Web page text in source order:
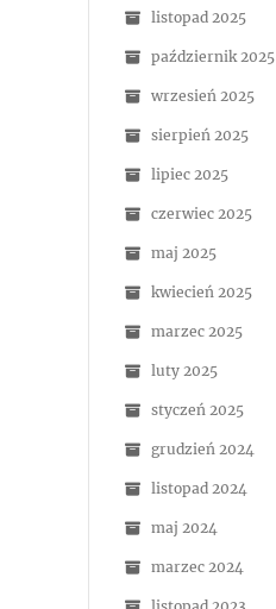
listopad 2025
październik 2025
wrzesień 2025
sierpień 2025
lipiec 2025
czerwiec 2025
maj 2025
kwiecień 2025
marzec 2025
luty 2025
styczeń 2025
grudzień 2024
listopad 2024
maj 2024
marzec 2024